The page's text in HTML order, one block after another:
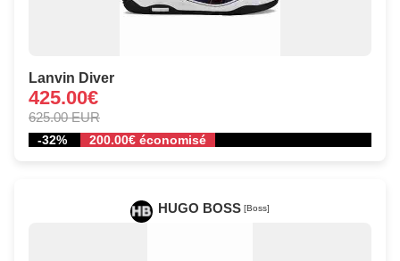
Lanvin Diver
425.00€
625.00 EUR
-32% 200.00€ économisé
HUGO BOSS [Boss]